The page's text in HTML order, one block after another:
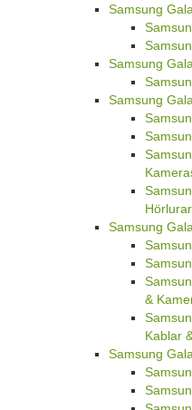
Samsung
Samsung
Samsung
Hörlurar
Samsung
&
Kablar
Samsung